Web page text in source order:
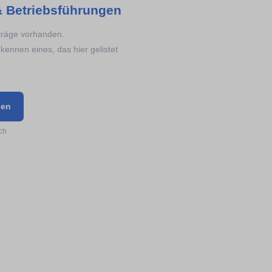
Betriebsführungen
vorhanden.
eines, das hier gelistet